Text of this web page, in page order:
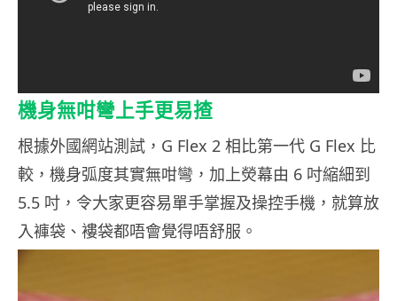
機身無咁彎上手更易揸
根據外國網站測試，G Flex 2 相比第一代 G Flex 比
較，機身弧度其實無咁彎，加上熒幕由 6 吋縮細到
5.5 吋，令大家更容易單手掌握及操控手機，就算放
入褲袋、褸袋都唔會覺得唔舒服。